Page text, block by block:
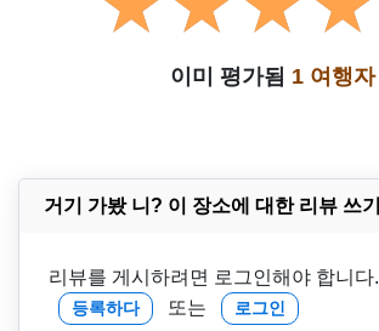
이미 평가됨 1 여행자
거기 가봤 니? 이 장소에 대한 리뷰 쓰기
리뷰를 게시하려면 로그인해야 합니다.
등록하다 또는 로그인